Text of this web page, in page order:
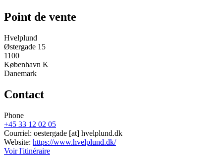
Point de vente
Hvelplund
Østergade 15
1100
København K
Danemark
Contact
Phone
+45 33 12 02 05
Courriel: oestergade [at] hvelplund.dk
Website: https://www.hvelplund.dk/
Voir l'itinéraire